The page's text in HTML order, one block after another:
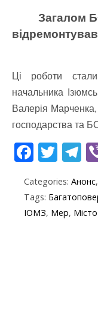
Загалом
Ці роботи
начальника
Валерія
господарства та
F
e
b
T
itt
er
T
e
gr
Categories: Анонс,
Tags:
ІОМЗ, Мер,